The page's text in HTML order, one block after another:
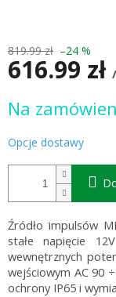
819.99 zł –24 %
616.99 zł
jednostkowa:
Na
Opcje dostawy
Źródło impulsów
stałe napięcie
wewnętrznych
wejściowym AC 90
ochrony IP65 i